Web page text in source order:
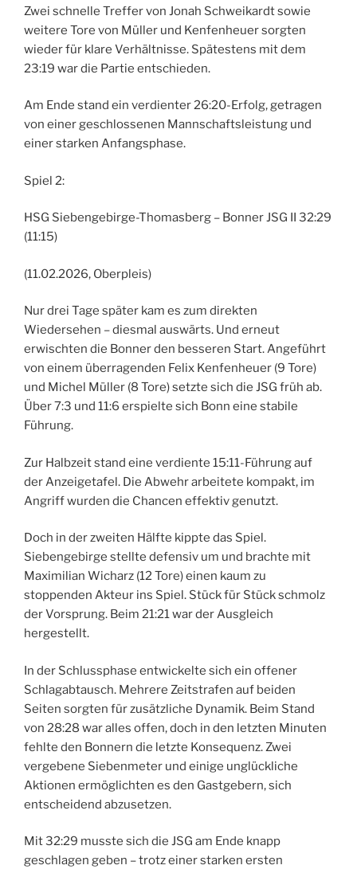
Zwei schnelle Treffer von Jonah Schweikardt sowie
weitere Tore von Müller und Kenfenheuer sorgten
wieder für klare Verhältnisse. Spätestens mit dem
23:19 war die Partie entschieden.
Am Ende stand ein verdienter 26:20-Erfolg, getragen
von einer geschlossenen Mannschaftsleistung und
einer starken Anfangsphase.
Spiel 2:
HSG Siebengebirge-Thomasberg – Bonner JSG II 32:29
(11:15)
(11.02.2026, Oberpleis)
Nur drei Tage später kam es zum direkten
Wiedersehen – diesmal auswärts. Und erneut
erwischten die Bonner den besseren Start. Angeführt
von einem überragenden Felix Kenfenheuer (9 Tore)
und Michel Müller (8 Tore) setzte sich die JSG früh ab.
Über 7:3 und 11:6 erspielte sich Bonn eine stabile
Führung.
Zur Halbzeit stand eine verdiente 15:11-Führung auf
der Anzeigetafel. Die Abwehr arbeitete kompakt, im
Angriff wurden die Chancen effektiv genutzt.
Doch in der zweiten Hälfte kippte das Spiel.
Siebengebirge stellte defensiv um und brachte mit
Maximilian Wicharz (12 Tore) einen kaum zu
stoppenden Akteur ins Spiel. Stück für Stück schmolz
der Vorsprung. Beim 21:21 war der Ausgleich
hergestellt.
In der Schlussphase entwickelte sich ein offener
Schlagabtausch. Mehrere Zeitstrafen auf beiden
Seiten sorgten für zusätzliche Dynamik. Beim Stand
von 28:28 war alles offen, doch in den letzten Minuten
fehlte den Bonnern die letzte Konsequenz. Zwei
vergebene Siebenmeter und einige unglückliche
Aktionen ermöglichten es den Gastgebern, sich
entscheidend abzusetzen.
Mit 32:29 musste sich die JSG am Ende knapp
geschlagen geben – trotz einer starken ersten